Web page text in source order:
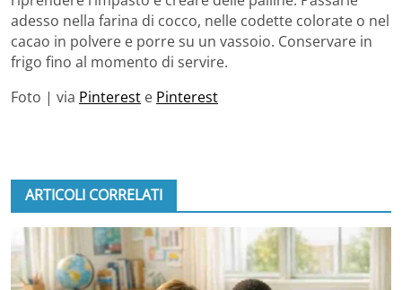
adesso nella farina di cocco, nelle codette colorate o nel
cacao in polvere e porre su un vassoio. Conservare in
frigo fino al momento di servire.
Foto | via Pinterest e Pinterest
ARTICOLI CORRELATI